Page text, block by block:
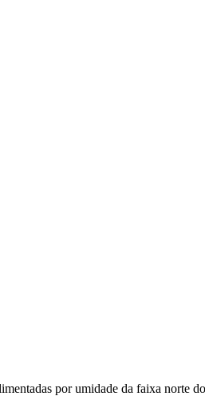
por umidade da faixa norte